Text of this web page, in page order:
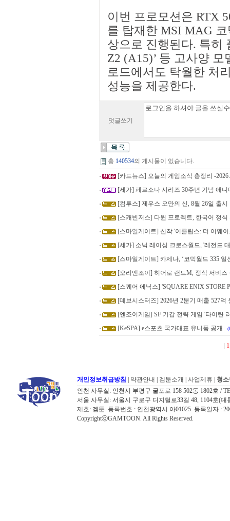
이번 프로모션은 RTX
를 탑재한 MSI MAG
상으로 진행된다. 특히
Z2 (A15)’ 등 고사양
로드에서도 탁월한 처
성능을 제공한다.
덧글쓰기
총 140534의 게시물이 있습니다.
[카드뉴스] 오늘의 게임소식 총정리 -
[세가] 페르소나 시리즈 30주년 기념 애
[컴투스] 제우스 오만의 신, 8월 26일 출시
[스캐빈저스] 다윈 프로젝트, 한국어 정식
[스마일게이트] 신작 '이클립스: 더 어웨
[세가] 소닉 레이싱 크로스월드, '레전드
[스마일게이트] 카제나, ‘코믹월드 335 일
[오리엔조이] 히어로 랜드M, 정식 서비스
[스퀘어 에닉스] 'SQUARE ENIX STORE
[데브시스터즈] 2026년 2분기 매출 527억
[엔조이게임] SF 기갑 전략 게임 '타이탄
[KeSPA] e스포츠 국가대표 유니폼 공개
1
개인정보취급방침 약관안내 겜툰소개 사업제휴
청
인천 사무실: 인천시 부평구 굴포로 158 502동 1802호 /
서울 사무실: 서울시 구로구 디지털로33길 48, 1104호(대
제호: 겜툰 등록번호 : 인천광역시 아01025 등록일자 :
CopyrightⓒGAMTOON. All Rights Reserved.